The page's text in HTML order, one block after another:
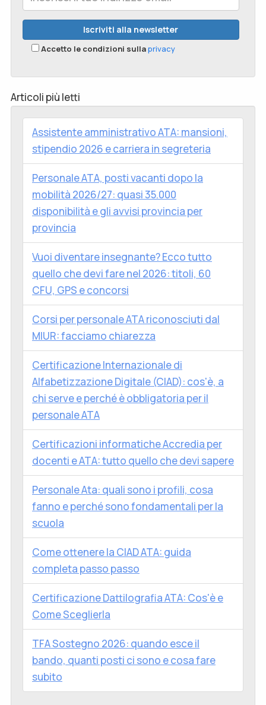
Accetto le condizioni sullaprivacy
Articoli più letti
Assistente amministrativo ATA: mansioni,
stipendio 2026 e carriera in segreteria
Personale ATA, posti vacanti dopo la
mobilità 2026/27: quasi 35.000
disponibilità e gli avvisi provincia per
provincia
Vuoi diventare insegnante? Ecco tutto
quello che devi fare nel 2026: titoli, 60
CFU, GPS e concorsi
Corsi per personale ATA riconosciuti dal
MIUR: facciamo chiarezza
Certificazione Internazionale di
Alfabetizzazione Digitale (CIAD): cos'è, a
chi serve e perché è obbligatoria per il
personale ATA
Certificazioni informatiche Accredia per
docenti e ATA: tutto quello che devi sapere
Personale Ata: quali sono i profili, cosa
fanno e perché sono fondamentali per la
scuola
Come ottenere la CIAD ATA: guida
completa passo passo
Certificazione Dattilografia ATA: Cos'è e
Come Sceglierla
TFA Sostegno 2026: quando esce il
bando, quanti posti ci sono e cosa fare
subito